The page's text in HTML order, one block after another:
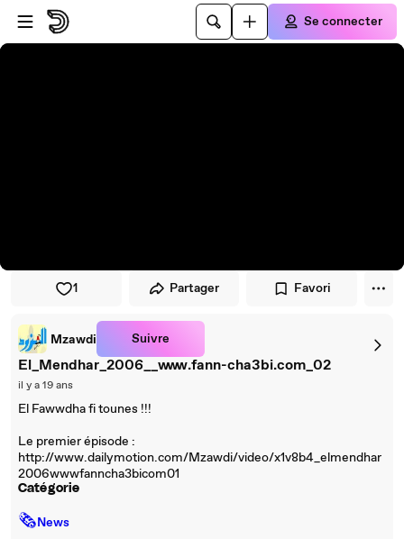
Passer au player
Passer au contenu principal
Se connecter
1 Partager Favori
Mzawdi Suivre
El_Mendhar_2006__www.fann-cha3bi.com_02
il y a 19 ans
El Fawwdha fi tounes !!!
Le premier épisode :
http://www.dailymotion.com/Mzawdi/video/x1v8b4_elmendhar
2006wwwfanncha3bicom01
Catégorie
🗞News